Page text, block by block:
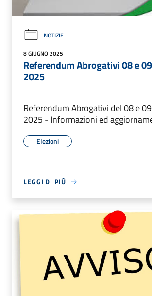
NOTIZIE
8 GIUGNO 2025
Referendum Abrogativi 08 e
2025
Referendum Abrogativi del 08 e
2025 - Informazioni ed
Elezioni
LEGGI DI PIÙ